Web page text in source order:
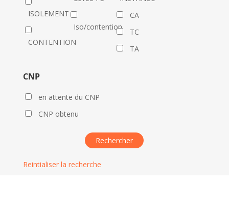
ISOLEMENT
CONTENTION
Iso/contention
CA
TC
TA
CNP
en attente du CNP
CNP obtenu
Reintialiser la recherche